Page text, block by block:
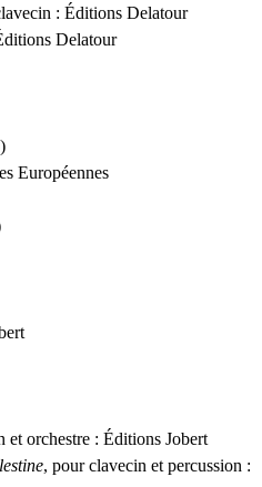
: Éditions Delatour
Delatour
Européennes
et orchestre : Éditions Jobert
, pour clavecin et percussion :